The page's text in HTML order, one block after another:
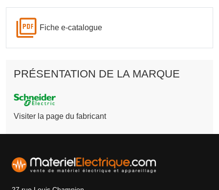
Fiche e-catalogue
PRÉSENTATION DE LA MARQUE
Visiter la page du fabricant